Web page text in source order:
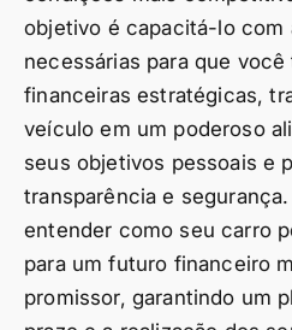
objetivo é capacitá-lo com
necessárias para que
financeiras estratégicas,
veículo em um poderoso
seus objetivos pessoais e
transparência e
entender como seu carro
para um futuro financeiro
promissor, garantindo um